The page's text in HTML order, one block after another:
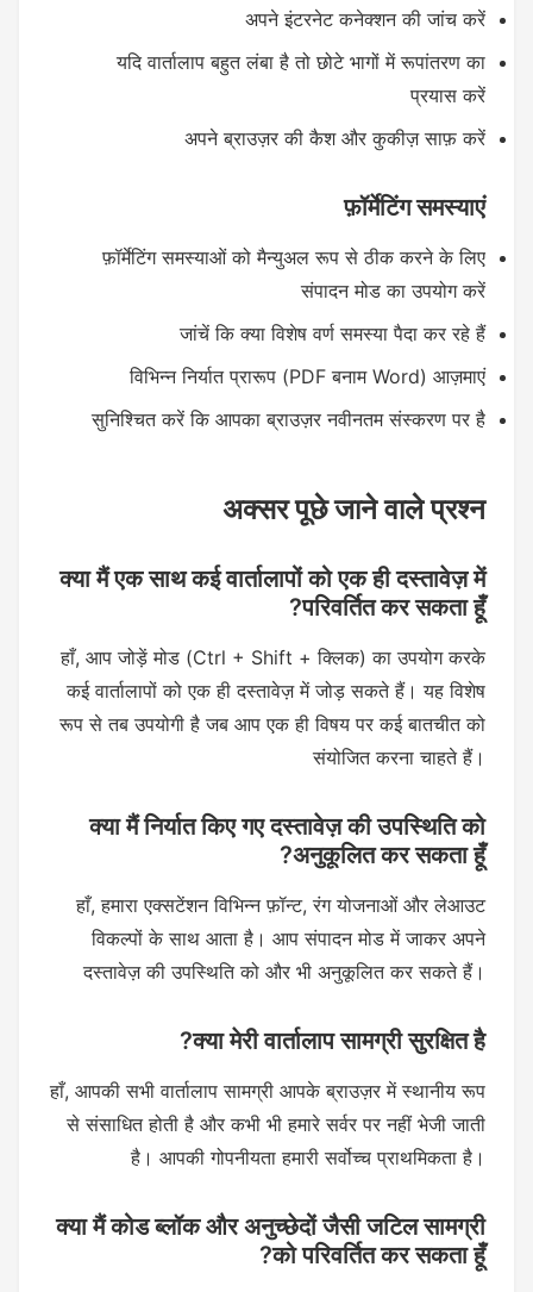
अपने इंटरनेट कनेक्शन की जांच करें
यदि वार्तालाप बहुत लंबा है तो छोटे भागों में रूपांतरण का
प्रयास करें
अपने ब्राउज़र की कैश और कुकीज़ साफ़ करें
फ़ॉर्मेटिंग समस्याएं
फ़ॉर्मेटिंग समस्याओं को मैन्युअल रूप से ठीक करने के लिए
संपादन मोड का उपयोग करें
जांचें कि क्या विशेष वर्ण समस्या पैदा कर रहे हैं
विभिन्न निर्यात प्रारूप (PDF बनाम Word) आज़माएं
सुनिश्चित करें कि आपका ब्राउज़र नवीनतम संस्करण पर है
अक्सर पूछे जाने वाले प्रश्न
क्या मैं एक साथ कई वार्तालापों को एक ही दस्तावेज़ में
परिवर्तित कर सकता हूँ?
हाँ, आप जोड़ें मोड (Ctrl + Shift + क्लिक) का उपयोग करके
कई वार्तालापों को एक ही दस्तावेज़ में जोड़ सकते हैं। यह विशेष
रूप से तब उपयोगी है जब आप एक ही विषय पर कई बातचीत को
संयोजित करना चाहते हैं।
क्या मैं निर्यात किए गए दस्तावेज़ की उपस्थिति को
अनुकूलित कर सकता हूँ?
हाँ, हमारा एक्सटेंशन विभिन्न फ़ॉन्ट, रंग योजनाओं और लेआउट
विकल्पों के साथ आता है। आप संपादन मोड में जाकर अपने
दस्तावेज़ की उपस्थिति को और भी अनुकूलित कर सकते हैं।
क्या मेरी वार्तालाप सामग्री सुरक्षित है?
हाँ, आपकी सभी वार्तालाप सामग्री आपके ब्राउज़र में स्थानीय रूप
से संसाधित होती है और कभी भी हमारे सर्वर पर नहीं भेजी जाती
है। आपकी गोपनीयता हमारी सर्वोच्च प्राथमिकता है।
क्या मैं कोड ब्लॉक और अनुच्छेदों जैसी जटिल सामग्री
को परिवर्तित कर सकता हूँ?